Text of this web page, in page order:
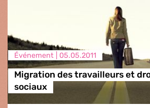
Événement | 05.05.2011
Migration des travailleurs et
sociaux